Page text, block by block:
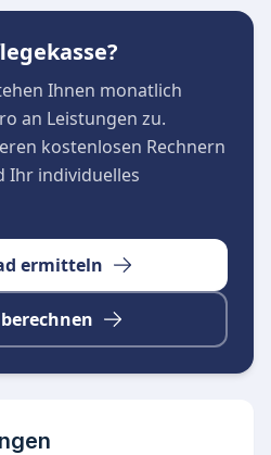
Ihnen monatlich
an Leistungen zu.
kostenlosen Rechnern
Ihr individuelles
ermitteln